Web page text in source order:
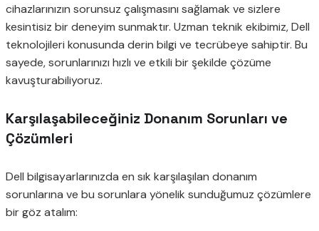
cihazlarınızın sorunsuz çalışmasını sağlamak ve sizlere
kesintisiz bir deneyim sunmaktır. Uzman teknik ekibimiz, Dell
teknolojileri konusunda derin bilgi ve tecrübeye sahiptir. Bu
sayede, sorunlarınızı hızlı ve etkili bir şekilde çözüme
kavuşturabiliyoruz.
Karşılaşabileceğiniz Donanım Sorunları ve
Çözümleri
Dell bilgisayarlarınızda en sık karşılaşılan donanım
sorunlarına ve bu sorunlara yönelik sunduğumuz çözümlere
bir göz atalım: